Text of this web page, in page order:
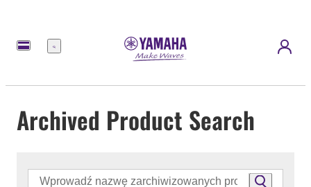
Menu
Archived Product Search